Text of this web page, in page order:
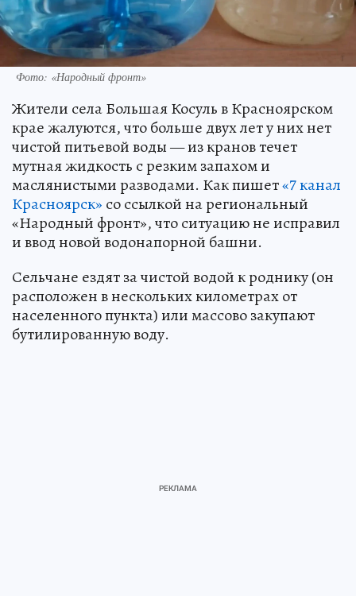
Фото: «Народный фронт»
Жители села Большая Косуль в Красноярском
крае жалуются, что больше двух лет у них нет
чистой питьевой воды — из кранов течет
мутная жидкость с резким запахом и
маслянистыми разводами. Как пишет«7 канал
Красноярск» со ссылкой на региональный
«Народный фронт», что ситуацию не исправил
и ввод новой водонапорной башни.
Сельчане ездят за чистой водой к роднику (он
расположен в нескольких километрах от
населенного пункта) или массово закупают
бутилированную воду.